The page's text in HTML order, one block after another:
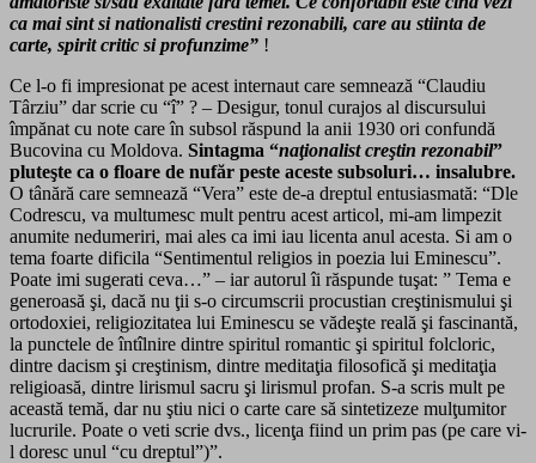
ca mai sint si nationalisti crestini rezonabili, care au stiinta de
carte, spirit critic si profunzime” !
Ce l-o fi impresionat pe acest internaut care semnează “Claudiu
Târziu” dar scrie cu “î” ? – Desigur, tonul curajos al discursului
împănat cu note care în subsol răspund la anii 1930 ori confundă
Bucovina cu Moldova. Sintagma “naţionalist creştin rezonabil”
pluteşte ca o floare de nufăr peste aceste subsoluri… insalubre.
O tânără care semnează “Vera” este de-a dreptul entusiasmată: “Dle
Codrescu, va multumesc mult pentru acest articol, mi-am limpezit
anumite nedumeriri, mai ales ca imi iau licenta anul acesta. Si am o
tema foarte dificila “Sentimentul religios in poezia lui Eminescu”.
Poate imi sugerati ceva…” – iar autorul îi răspunde tuşat: ” Tema e
generoasă şi, dacă nu ţii s-o circumscrii procustian creştinismului şi
ortodoxiei, religiozitatea lui Eminescu se vădeşte reală şi fascinantă,
la punctele de întîlnire dintre spiritul romantic şi spiritul folcloric,
dintre dacism şi creştinism, dintre meditaţia filosofică şi meditaţia
religioasă, dintre lirismul sacru şi lirismul profan. S-a scris mult pe
această temă, dar nu ştiu nici o carte care să sintetizeze mulţumitor
lucrurile. Poate o veti scrie dvs., licenţa fiind un prim pas (pe care vi-
l doresc unul “cu dreptul”)”.